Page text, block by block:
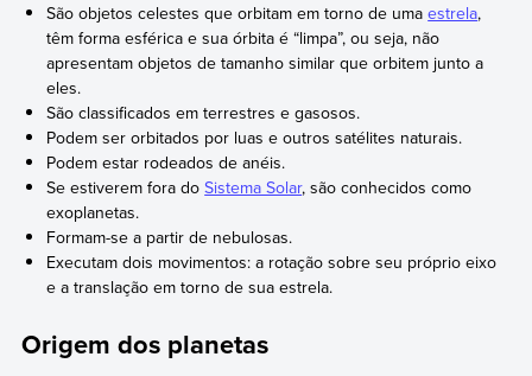
São objetos celestes que orbitam em torno de umaestrela,
têm forma esférica e sua órbita é “limpa”, ou seja, não
apresentam objetos de tamanho similar que orbitem junto a
eles.
São classificados em terrestres e gasosos.
Podem ser orbitados por luas e outros satélites naturais.
Podem estar rodeados de anéis.
Se estiverem fora doSistema Solar, são conhecidos como
exoplanetas.
Formam-se a partir de nebulosas.
Executam dois movimentos: a rotação sobre seu próprio eixo
e a translação em torno de sua estrela.
Origem dos planetas